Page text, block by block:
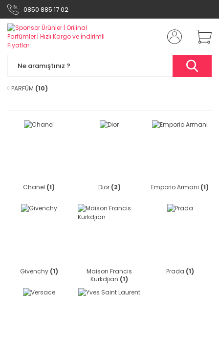
0850 885 17 02
PARFÜM (10)
Chanel (1) Dior (2) Emporio Armani (1)
Givenchy (1)
Maison Francis
Kurkdjian (1)
Prada (1)